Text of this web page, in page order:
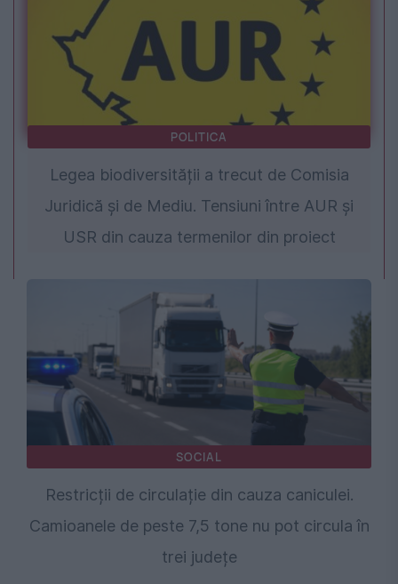
POLITICA
Legea biodiversității a trecut de Comisia
Juridică și de Mediu. Tensiuni între AUR și
USR din cauza termenilor din proiect
SOCIAL
Restricții de circulație din cauza caniculei.
Camioanele de peste 7,5 tone nu pot circula în
trei județe